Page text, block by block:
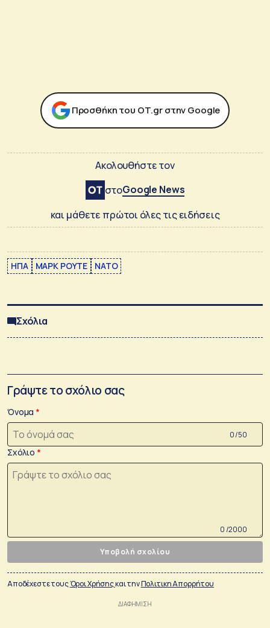
Προσθήκη του ΟΤ.gr στην Google
Ακολουθήστε τον
στοGoogle News
και μάθετε πρώτοι όλες τις ειδήσεις
ΗΠΑ ΜΑΡΚ ΡΟΥΤΕ ΝΑΤΟ
Σχόλια
Γράψτε το σχόλιο σας
Όνομα
0 /50
Σχόλιο
0 /2000
Υποβολή σχολίου
Αποδέχεστε τουςΌροι Χρήσηςκαι τηνΠολιτικη Απορρήτου